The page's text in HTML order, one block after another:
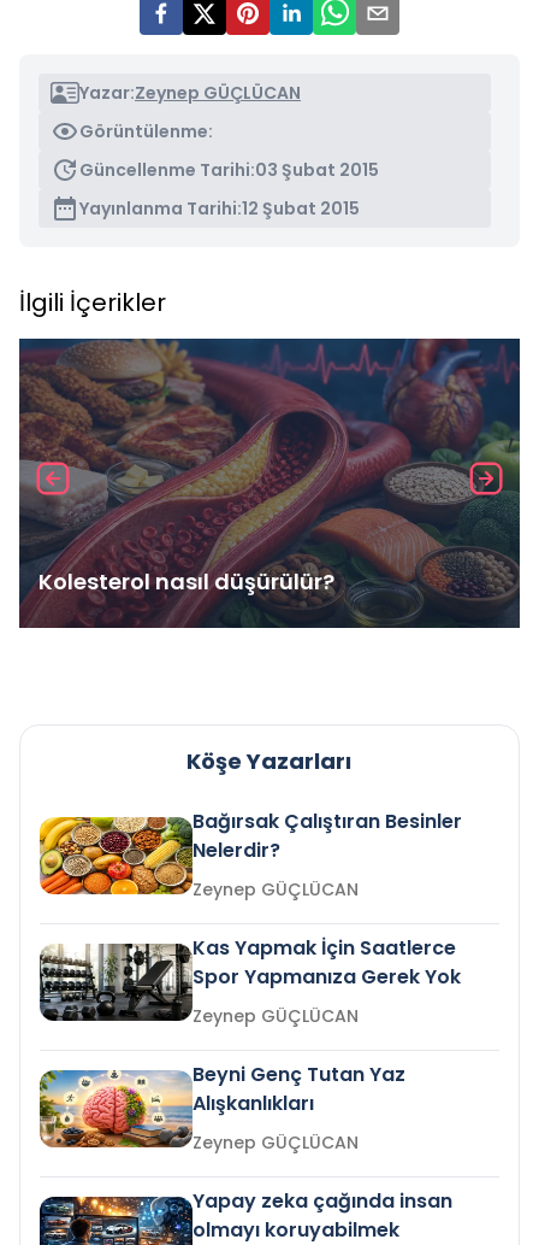
Yazar:Zeynep GÜÇLÜCAN
Görüntülenme:
Güncellenme Tarihi:03 Şubat 2015
Yayınlanma Tarihi:12 Şubat 2015
İlgili İçerikler
Kolesterol nasıl düşürülür?
Köşe Yazarları
Bağırsak Çalıştıran Besinler
Nelerdir?
Zeynep GÜÇLÜCAN
Kas Yapmak İçin Saatlerce
Spor Yapmanıza Gerek Yok
Zeynep GÜÇLÜCAN
Beyni Genç Tutan Yaz
Alışkanlıkları
Zeynep GÜÇLÜCAN
Yapay zeka çağında insan
olmayı koruyabilmek